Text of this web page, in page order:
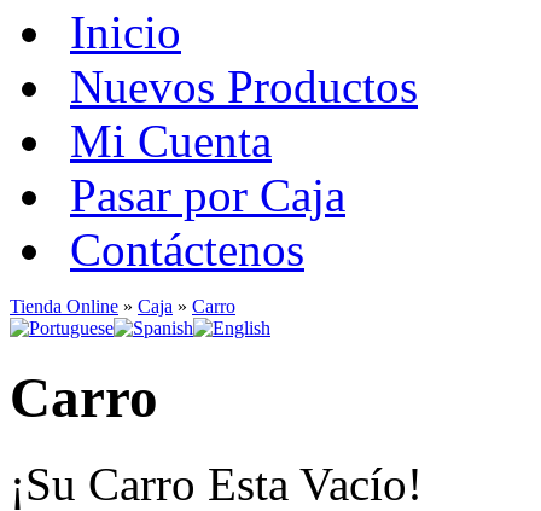
Inicio
Nuevos Productos
Mi Cuenta
Pasar por Caja
Contáctenos
Tienda Online » Caja » Carro
Carro
¡Su Carro Esta Vacío!